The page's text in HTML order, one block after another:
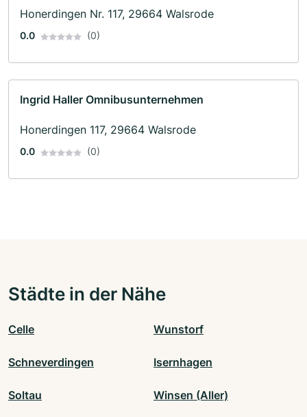
Honerdingen Nr. 117, 29664 Walsrode
0.0 (0)
Ingrid Haller Omnibusunternehmen
Honerdingen 117, 29664 Walsrode
0.0 (0)
Städte in der Nähe
Celle Wunstorf
Schneverdingen Isernhagen
Soltau Winsen (Aller)